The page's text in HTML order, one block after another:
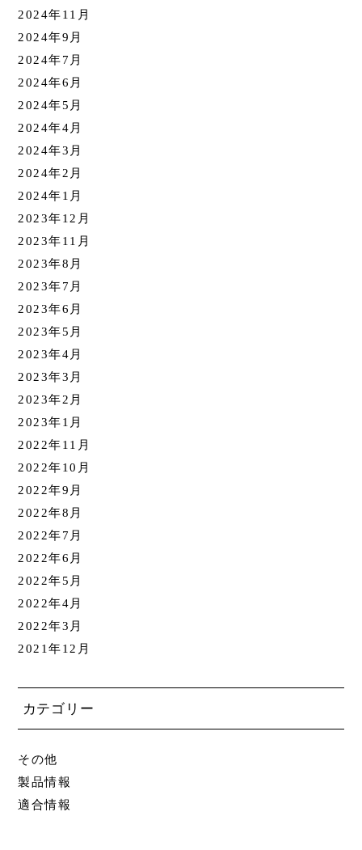
2024年11月
2024年9月
2024年7月
2024年6月
2024年5月
2024年4月
2024年3月
2024年2月
2024年1月
2023年12月
2023年11月
2023年8月
2023年7月
2023年6月
2023年5月
2023年4月
2023年3月
2023年2月
2023年1月
2022年11月
2022年10月
2022年9月
2022年8月
2022年7月
2022年6月
2022年5月
2022年4月
2022年3月
2021年12月
カテゴリー
その他
製品情報
適合情報